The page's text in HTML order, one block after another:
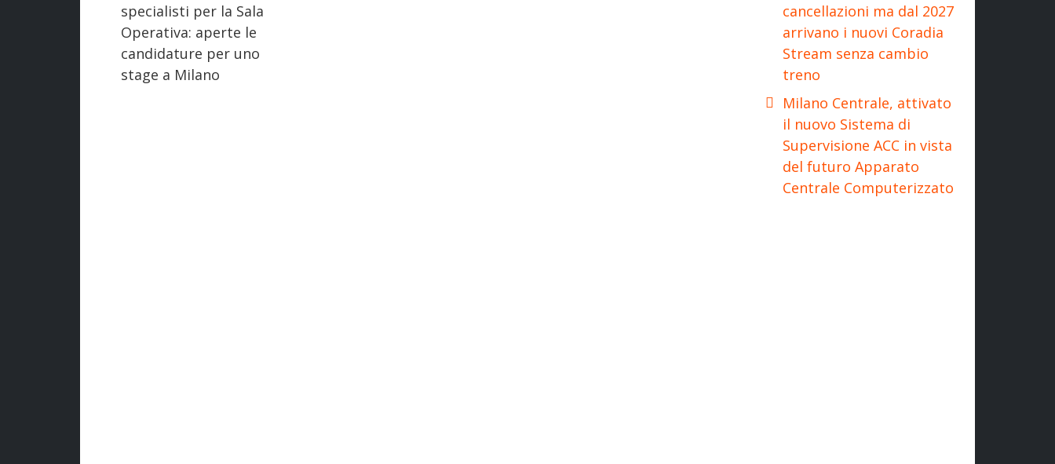
specialisti per la Sala
Operativa: aperte le
candidature per uno
stage a Milano
cancellazioni ma dal 2027
arrivano i nuovi Coradia
Stream senza cambio
treno
Milano Centrale, attivato
il nuovo Sistema di
Supervisione ACC in vista
del futuro Apparato
Centrale Computerizzato